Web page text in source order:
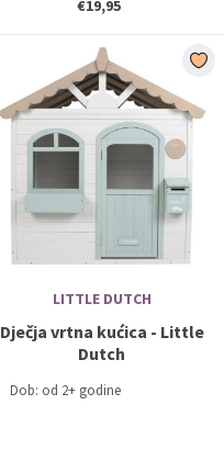
€19,95
LITTLE DUTCH
Dječja vrtna kućica - Little
Dutch
Dob: od 2+ godine